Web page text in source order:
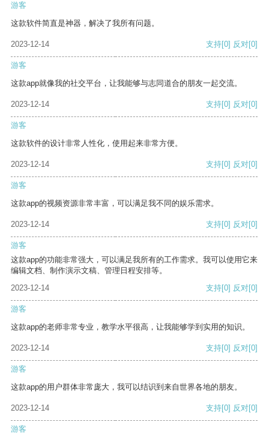
游客
这款软件简直是神器，解决了我所有问题。
2023-12-14 支持[0] 反对[0]
游客
这款app就像我的社交平台，让我能够与志同道合的朋友一起交流。
2023-12-14 支持[0] 反对[0]
游客
这款软件的设计非常人性化，使用起来非常方便。
2023-12-14 支持[0] 反对[0]
游客
这款app的视频资源非常丰富，可以满足我不同的娱乐需求。
2023-12-14 支持[0] 反对[0]
游客
这款app的功能非常强大，可以满足我所有的工作需求。我可以使用它来
编辑文档、制作演示文稿、管理日程安排等。
2023-12-14
支持[0] 反对[0]
游客
这款app的老师非常专业，教学水平很高，让我能够学到实用的知识。
2023-12-14 支持[0] 反对[0]
游客
这款app的用户群体非常庞大，我可以结识到来自世界各地的朋友。
2023-12-14 支持[0] 反对[0]
游客